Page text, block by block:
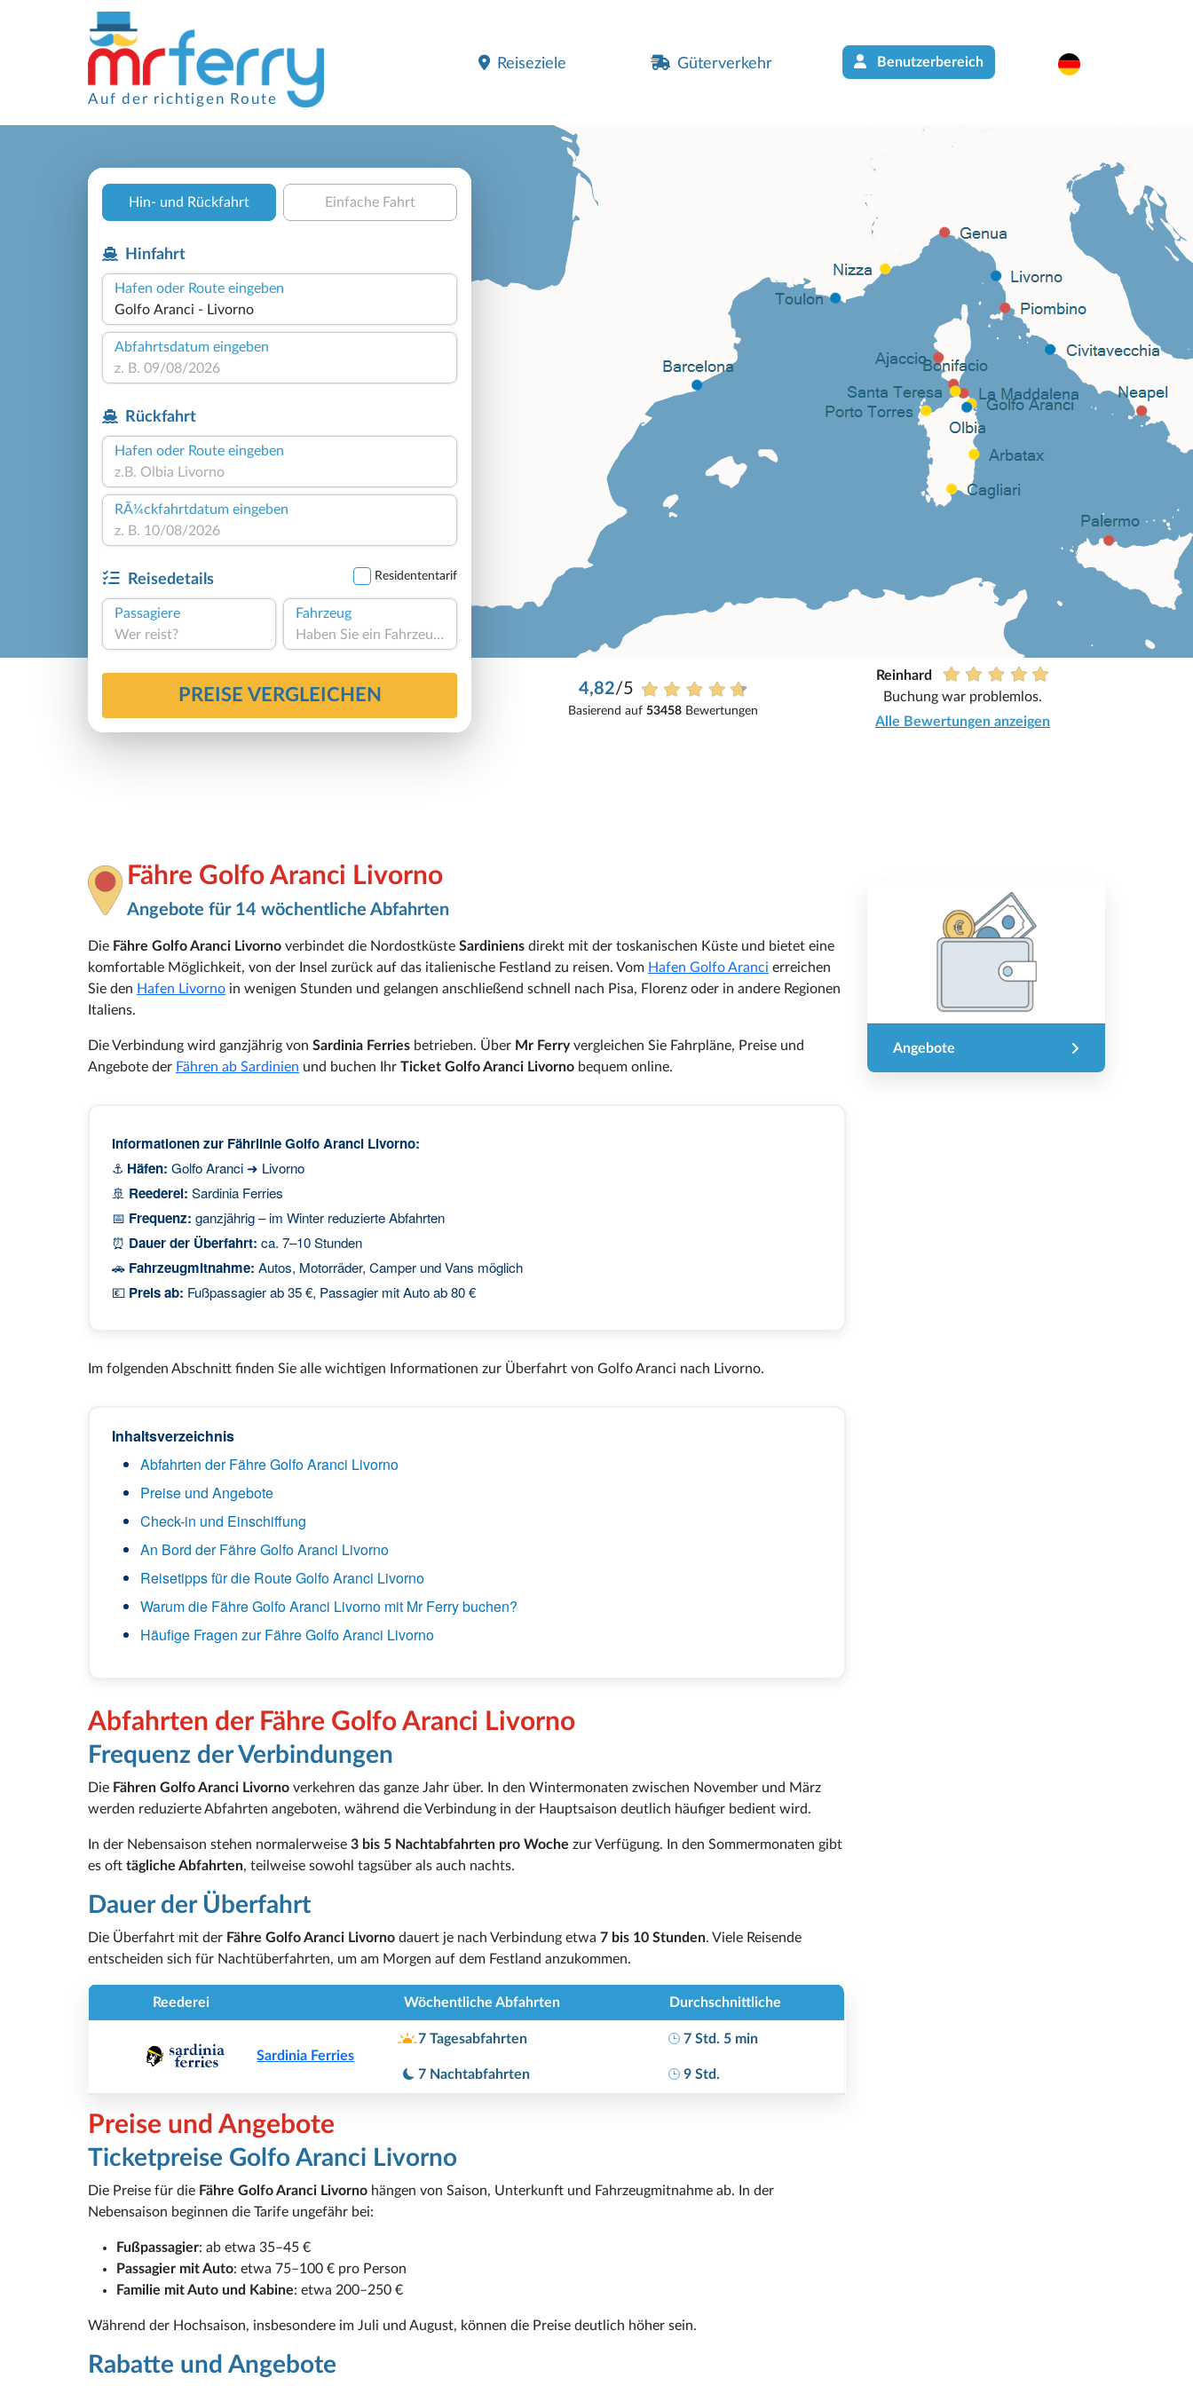
Auf der richtigen Route
Reiseziele Güterverkehr Benutzerbereich
Hin- und Rückfahrt Einfache Fahrt
Hinfahrt
Hafen oder Route eingeben
Abfahrtsdatum eingeben
Rückfahrt
Hafen oder Route eingeben
RÃ¼ckfahrtdatum eingeben
Reisedetails Residententarif
Passagiere
Wer reist?
Fahrzeug
Haben Sie ein Fahrzeug?
PREISE VERGLEICHEN 4,82/5
Basierend auf53458 Bewertungen
Reinhard
Buchung war problemlos.
Alle Bewertungen anzeigen
Fähre Golfo Aranci Livorno
Angebote für 14 wöchentliche Abfahrten
Die Fähre Golfo Aranci Livorno verbindet die Nordostküste Sardiniens direkt mit der toskanischen Küste und bietet eine
komfortable Möglichkeit, von der Insel zurück auf das italienische Festland zu reisen. Vom Hafen Golfo Aranci erreichen
Sie den Hafen Livorno in wenigen Stunden und gelangen anschließend schnell nach Pisa, Florenz oder in andere Regionen
Italiens.
Die Verbindung wird ganzjährig von Sardinia Ferries betrieben. Über Mr Ferryvergleichen Sie Fahrpläne, Preise und
Angebote der Fähren ab Sardinien und buchen Ihr Ticket Golfo Aranci Livorno bequem online.
Informationen zur Fährlinie Golfo Aranci Livorno:
⚓ Häfen: Golfo Aranci ➜ Livorno
🚢 Reederei: Sardinia Ferries
📅 Frequenz: ganzjährig – im Winter reduzierte Abfahrten
⏰ Dauer der Überfahrt: ca. 7–10 Stunden
🚗 Fahrzeugmitnahme: Autos, Motorräder, Camper und Vans möglich
💶 Preis ab: Fußpassagier ab 35 €, Passagier mit Auto ab 80 €
Im folgenden Abschnitt finden Sie alle wichtigen Informationen zur Überfahrt von Golfo Aranci nach Livorno.
Inhaltsverzeichnis
Abfahrten der Fähre Golfo Aranci Livorno
Preise und Angebote
Check-in und Einschiffung
An Bord der Fähre Golfo Aranci Livorno
Reisetipps für die Route Golfo Aranci Livorno
Warum die Fähre Golfo Aranci Livorno mit Mr Ferry buchen?
Häufige Fragen zur Fähre Golfo Aranci Livorno
Abfahrten der Fähre Golfo Aranci Livorno
Frequenz der Verbindungen
Die Fähren Golfo Aranci Livorno verkehren das ganze Jahr über. In den Wintermonaten zwischen November und März
werden reduzierte Abfahrten angeboten, während die Verbindung in der Hauptsaison deutlich häufiger bedient wird.
In der Nebensaison stehen normalerweise 3 bis 5 Nachtabfahrten pro Woche zur Verfügung. In den Sommermonaten gibt
es oft tägliche Abfahrten, teilweise sowohl tagsüber als auch nachts.
Dauer der Überfahrt
Die Überfahrt mit der Fähre Golfo Aranci Livorno dauert je nach Verbindung etwa 7 bis 10 Stunden. Viele Reisende
entscheiden sich für Nachtüberfahrten, um am Morgen auf dem Festland anzukommen.
Reederei Wöchentliche Abfahrten Durchschnittliche
Sardinia Ferries
7 Tagesabfahrten
7 Nachtabfahrten
7 Std. 5 min
9 Std.
Preise und Angebote
Ticketpreise Golfo Aranci Livorno
Die Preise für die Fähre Golfo Aranci Livorno hängen von Saison, Unterkunft und Fahrzeugmitnahme ab. In der
Nebensaison beginnen die Tarife ungefähr bei:
Fußpassagier: ab etwa 35–45 €
Passagier mit Auto: etwa 75–100 € pro Person
Familie mit Auto und Kabine: etwa 200–250 €
Während der Hochsaison, insbesondere im Juli und August, können die Preise deutlich höher sein.
Rabatte und Angebote
Angebote